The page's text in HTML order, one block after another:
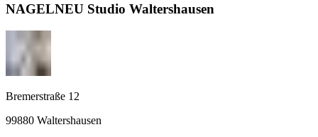
NAGELNEU Studio Waltershausen
Bremerstraße 12
99880 Waltershausen